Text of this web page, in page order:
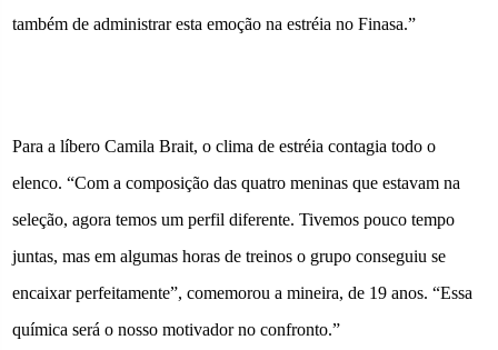
também de administrar esta emoção na estréia no Finasa.”
Para a líbero Camila Brait, o clima de estréia contagia todo o
elenco. “Com a composição das quatro meninas que estavam na
seleção, agora temos um perfil diferente. Tivemos pouco tempo
juntas, mas em algumas horas de treinos o grupo conseguiu se
encaixar perfeitamente”, comemorou a mineira, de 19 anos. “Essa
química será o nosso motivador no confronto.”